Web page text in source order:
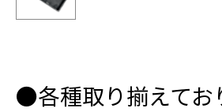
●各種取り揃えてお